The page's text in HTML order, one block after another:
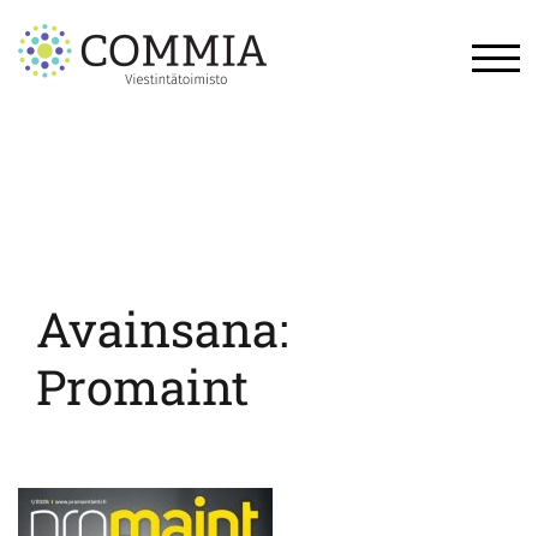
content
Avainsana:
Promaint